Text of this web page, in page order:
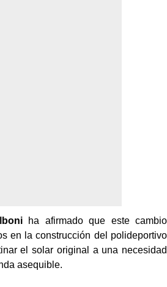
ha afirmado que este cambio
en la construcción del polideportivo
el solar original a una necesidad
asequible.